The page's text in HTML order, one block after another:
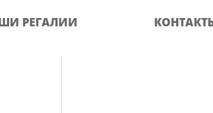
РЕГАЛИИ